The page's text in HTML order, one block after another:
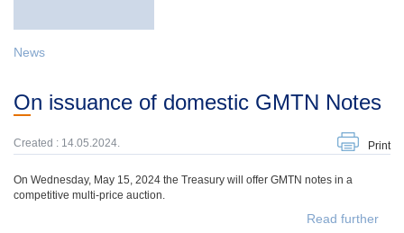
News
On issuance of domestic GMTN Notes
Created : 14.05.2024. Print
On Wednesday, May 15, 2024 the Treasury will offer GMTN notes in a
competitive multi-price auction.
Read further